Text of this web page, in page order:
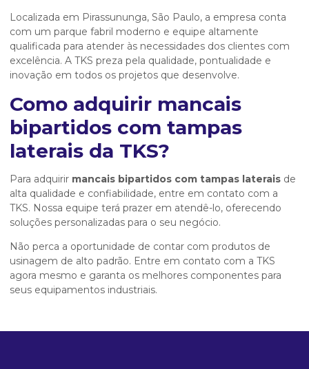
Localizada em Pirassununga, São Paulo, a empresa conta
com um parque fabril moderno e equipe altamente
qualificada para atender às necessidades dos clientes com
excelência. A TKS preza pela qualidade, pontualidade e
inovação em todos os projetos que desenvolve.
Como adquirir mancais
bipartidos com tampas
laterais da TKS?
Para adquirir mancais bipartidos com tampas laterais de
alta qualidade e confiabilidade, entre em contato com a
TKS. Nossa equipe terá prazer em atendê-lo, oferecendo
soluções personalizadas para o seu negócio.
Não perca a oportunidade de contar com produtos de
usinagem de alto padrão. Entre em contato com a TKS
agora mesmo e garanta os melhores componentes para
seus equipamentos industriais.